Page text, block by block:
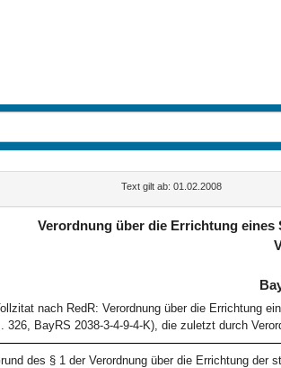
Text gilt ab: 01.02.2008
Verordnung über die Errichtung
nach RedR: Verordnung über die Errichtung
326, BayRS 2038-3-4-9-4-K), die zuletzt durch
des § 1 der Verordnung über die Errichtung